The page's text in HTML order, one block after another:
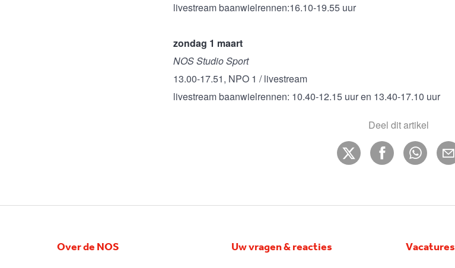
livestream baanwielrennen:16.10-19.55 uur
zondag 1 maart
NOS Studio Sport
13.00-17.51, NPO 1 / livestream
livestream baanwielrennen: 10.40-12.15 uur en 13.40-17.10 uur
Deel dit artikel
Over de NOS Uw vragen & reacties Vacatures